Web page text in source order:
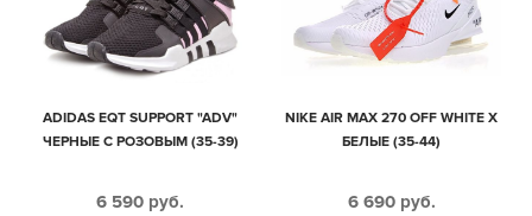
ADIDAS EQT SUPPORT "ADV"
ЧЕРНЫЕ С РОЗОВЫМ (35-39)
6 590 руб.
NIKE AIR MAX 270 OFF WHITE X
БЕЛЫЕ (35-44)
6 690 руб.